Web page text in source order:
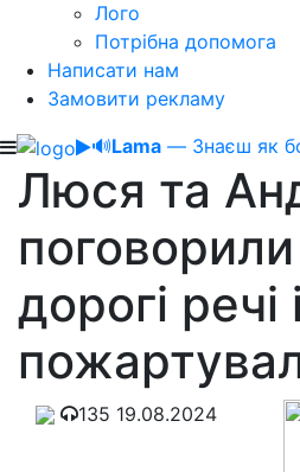
Лого
Потрібна допомога
Написати нам
Замовити рекламу
🔊Lama — Знаєш як
Люся та
дорогі речі і
135 19.08.2024